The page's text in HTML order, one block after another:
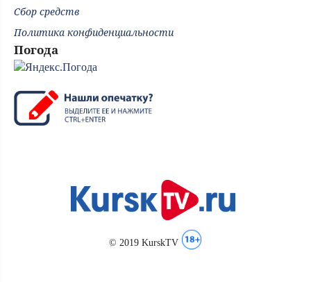
Сбор средств
Политика конфиденциальности
Погода
© 2019 KurskTV